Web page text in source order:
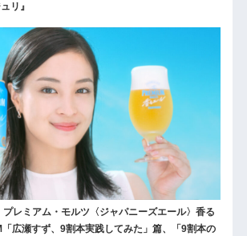
リ』
プレミアム・モルツ〈ジャパニーズエール〉香る
広瀬すず、9割本実践してみた」篇、「9割本の